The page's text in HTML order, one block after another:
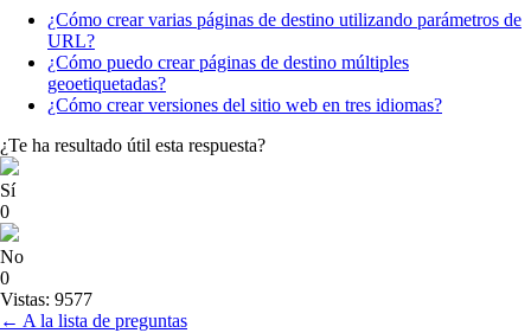
¿Cómo crear varias páginas de destino utilizando parámetros de
URL?
¿Cómo puedo crear páginas de destino múltiples
geoetiquetadas?
¿Cómo crear versiones del sitio web en tres idiomas?
¿Te ha resultado útil esta respuesta?
Sí
0
No
0
Vistas: 9577
← A la lista de preguntas